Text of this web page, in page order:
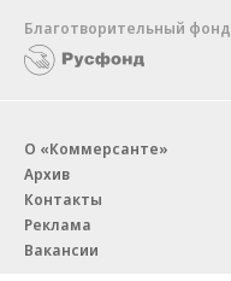
Благотворительный фонд
О «Коммерсанте»
Архив
Контакты
Реклама
Вакансии